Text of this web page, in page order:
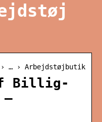
… › Arbejdstøjbutik
Billig-